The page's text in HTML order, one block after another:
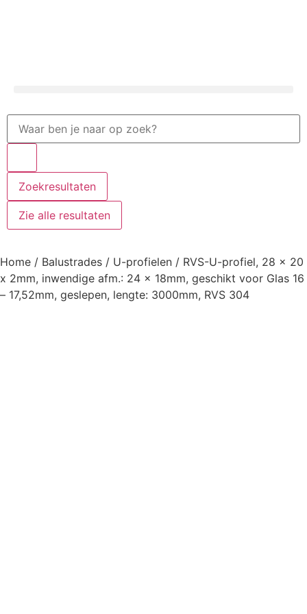
Zoekresultaten
Zie alle resultaten
Home / Balustrades / U-profielen / RVS-U-profiel, 28 x 20
x 2mm, inwendige afm.: 24 x 18mm, geschikt voor Glas 16
– 17,52mm, geslepen, lengte: 3000mm, RVS 304